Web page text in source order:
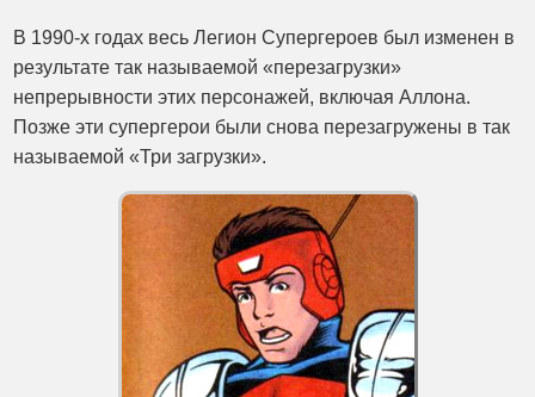
В 1990-х годах весь Легион Супергероев был изменен в
результате так называемой «перезагрузки»
непрерывности этих персонажей, включая Аллона.
Позже эти супергерои были снова перезагружены в так
называемой «Три загрузки».